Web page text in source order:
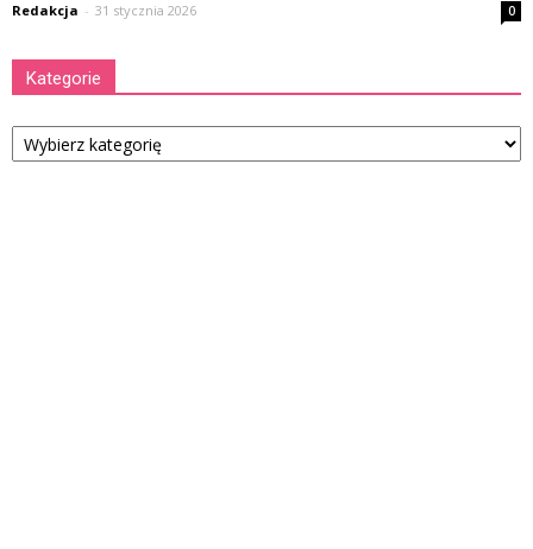
Redakcja - 31 stycznia 2026 0
Kategorie
Kategorie